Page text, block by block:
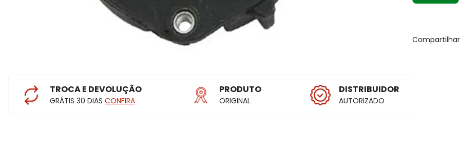
TROCA E DEVOLUÇÃO
GRÁTIS 30 DIAS CONFIRA
PRODUTO
ORIGINAL
DISTRIBUIDOR
AUTORIZADO
Compartilhar